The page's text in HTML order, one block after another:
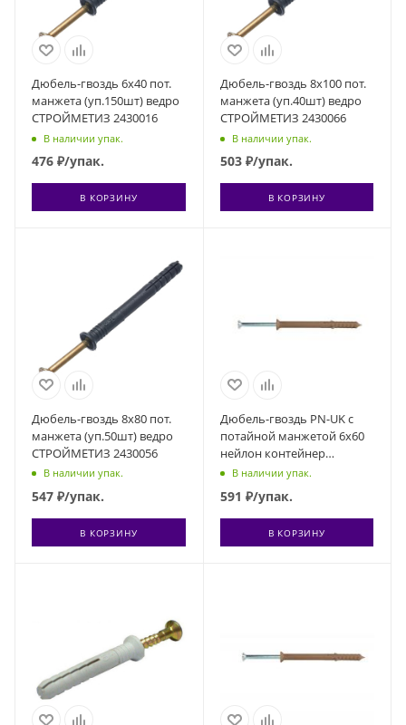
Дюбель-гвоздь 6х40 пот.
манжета (уп.150шт) ведро
СТРОЙМЕТИЗ 2430016
В наличии упак.
476 ₽/упак.
В КОРЗИНУ
Дюбель-гвоздь 8х100 пот.
манжета (уп.40шт) ведро
СТРОЙМЕТИЗ 2430066
В наличии упак.
503₽/упак.
В КОРЗИНУ
Дюбель-гвоздь 8х80 пот.
манжета (уп.50шт) ведро
СТРОЙМЕТИЗ 2430056
В наличии упак.
547 ₽/упак.
В КОРЗИНУ
Дюбель-гвоздь PN-UK с
потайной манжетой 6х60
нейлон контейнер
(уп.100шт) Партнер 44912
В наличии упак.
591 ₽/упак.
В КОРЗИНУ